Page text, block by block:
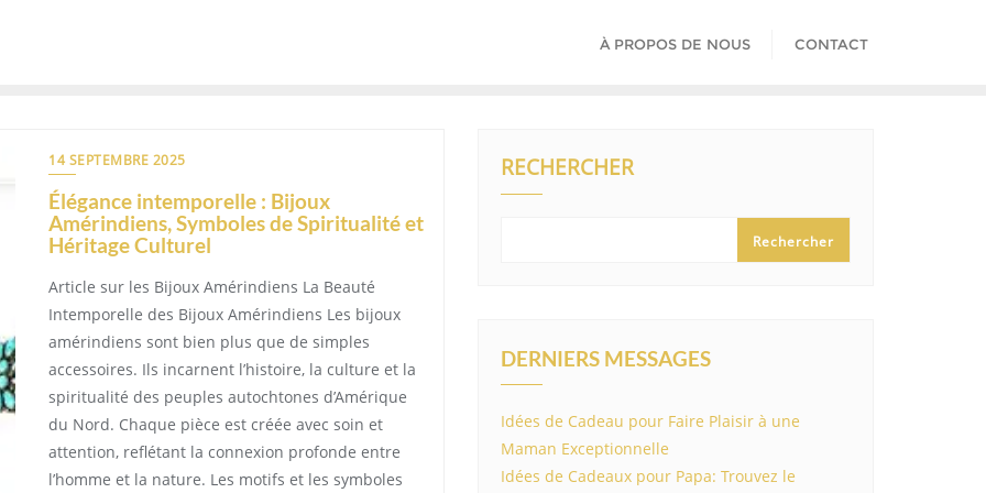
À PROPOS DE NOUS CONTACT
14 SEPTEMBRE 2025
Élégance intemporelle : Bijoux
Amérindiens, Symboles de Spiritualité et
Héritage Culturel
Article sur les Bijoux Amérindiens La Beauté
Intemporelle des Bijoux Amérindiens Les bijoux
amérindiens sont bien plus que de simples
accessoires. Ils incarnent l’histoire, la culture et la
spiritualité des peuples autochtones d’Amérique
du Nord. Chaque pièce est créée avec soin et
attention, reflétant la connexion profonde entre
l’homme et la nature. Les motifs et les symboles
RECHERCHER
Rechercher
DERNIERS MESSAGES
Idées de Cadeau pour Faire Plaisir à une
Maman Exceptionnelle
Idées de Cadeaux pour Papa: Trouvez le